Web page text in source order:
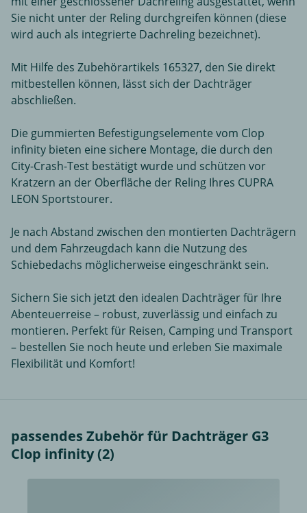
Sie nicht unter der Reling durchgreifen können (diese
wird auch als integrierte Dachreling bezeichnet).
Mit Hilfe des Zubehörartikels 165327, den Sie direkt
mitbestellen können, lässt sich der Dachträger
abschließen.
Die gummierten Befestigungselemente vom Clop
infinity bieten eine sichere Montage, die durch den
City-Crash-Test bestätigt wurde und schützen vor
Kratzern an der Oberfläche der Reling Ihres CUPRA
LEON Sportstourer.
Je nach Abstand zwischen den montierten Dachträgern
und dem Fahrzeugdach kann die Nutzung des
Schiebedachs möglicherweise eingeschränkt sein.
Sichern Sie sich jetzt den idealen Dachträger für Ihre
Abenteuerreise – robust, zuverlässig und einfach zu
montieren. Perfekt für Reisen, Camping und Transport
– bestellen Sie noch heute und erleben Sie maximale
Flexibilität und Komfort!
passendes Zubehör für Dachträger G3
Clop infinity (2)